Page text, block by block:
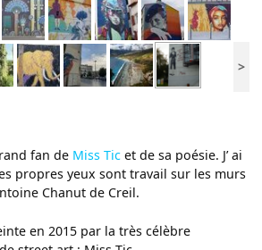
>
fan de Miss Tic et de sa poésie. J’ ai
propres yeux sont travail sur les murs
Chanut de Creil.
en 2015 par la très célèbre